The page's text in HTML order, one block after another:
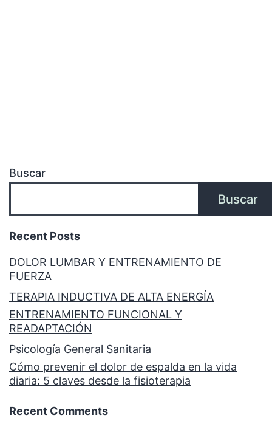
Buscar
Buscar
Recent Posts
DOLOR LUMBAR Y ENTRENAMIENTO DE
FUERZA
TERAPIA INDUCTIVA DE ALTA ENERGÍA
ENTRENAMIENTO FUNCIONAL Y
READAPTACIÓN
Psicología General Sanitaria
Cómo prevenir el dolor de espalda en la vida
diaria: 5 claves desde la fisioterapia
Recent Comments